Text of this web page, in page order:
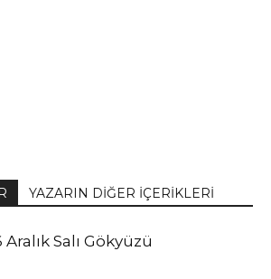
YAZARIN DİĞER İÇERİKLERİ
Aralık Salı Gökyüzü